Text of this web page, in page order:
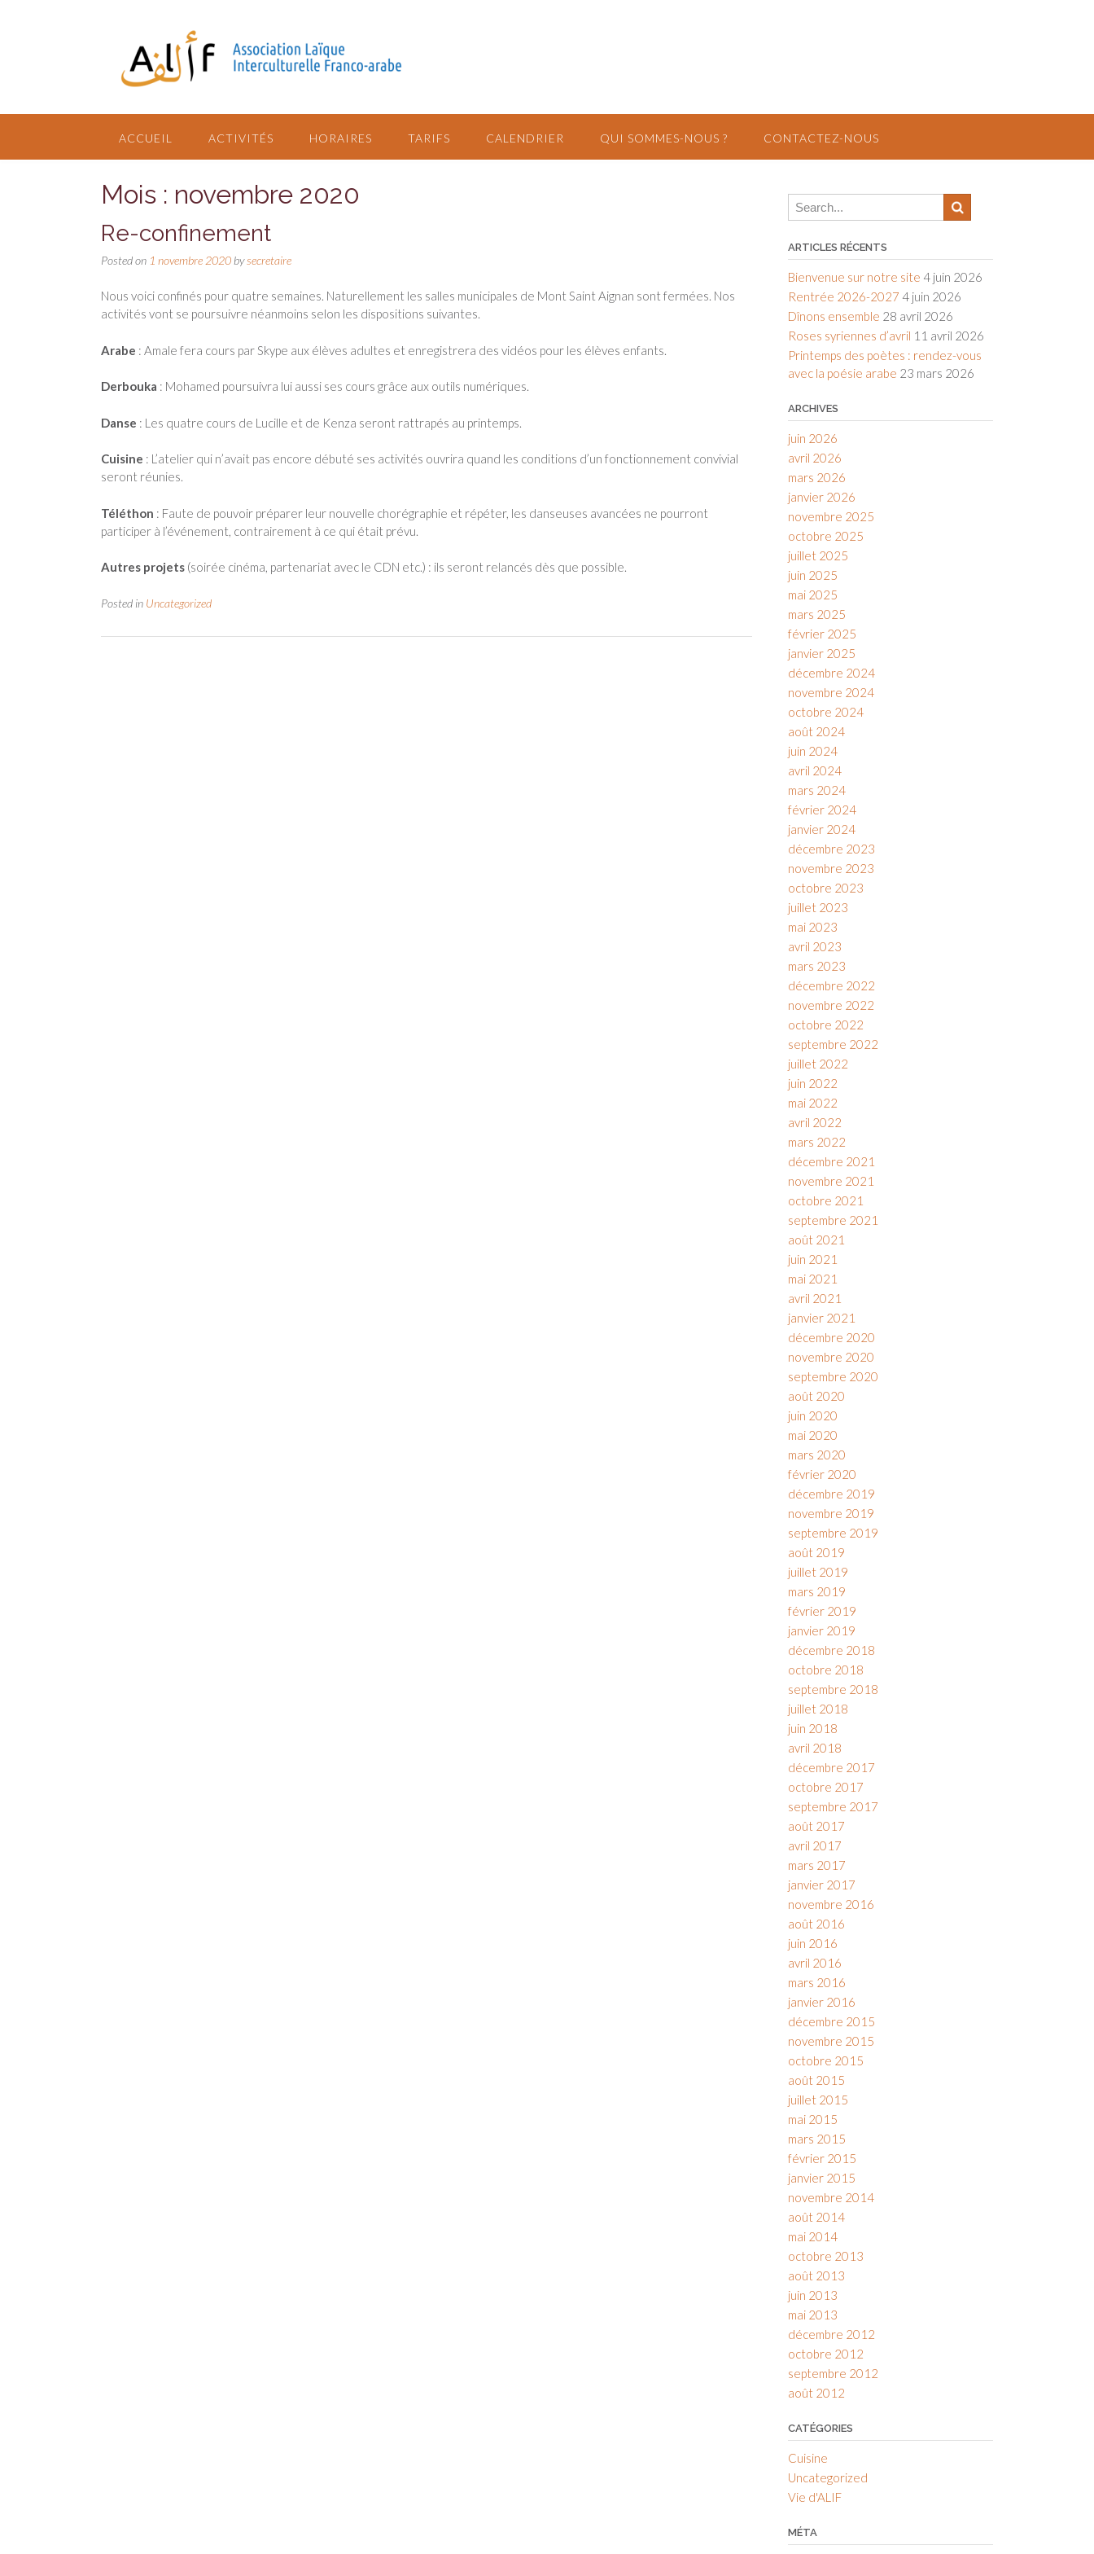
ACCUEIL ACTIVITÉS HORAIRES TARIFS CALENDRIER QUI SOMMES-NOUS ? CONTACTEZ-NOUS
Mois : novembre 2020
Re-confinement
Posted on 1 novembre 2020 bysecretaire
Nous voici confinés pour quatre semaines. Naturellement les salles municipales de Mont Saint Aignan sont fermées. Nos
activités vont se poursuivre néanmoins selon les dispositions suivantes.
Arabe : Amale fera cours par Skype aux élèves adultes et enregistrera des vidéos pour les élèves enfants.
Derbouka : Mohamed poursuivra lui aussi ses cours grâce aux outils numériques.
Danse : Les quatre cours de Lucille et de Kenza seront rattrapés au printemps.
Cuisine : L’atelier qui n’avait pas encore débuté ses activités ouvrira quand les conditions d’un fonctionnement convivial
seront réunies.
Téléthon : Faute de pouvoir préparer leur nouvelle chorégraphie et répéter, les danseuses avancées ne pourront
participer à l’événement, contrairement à ce qui était prévu.
Autres projets (soirée cinéma, partenariat avec le CDN etc.) : ils seront relancés dès que possible.
Posted in Uncategorized
ARTICLES RÉCENTS
Bienvenue sur notre site 4 juin 2026
Rentrée 2026-2027 4 juin 2026
Dînons ensemble 28 avril 2026
Roses syriennes d’avril 11 avril 2026
Printemps des poètes : rendez-vous
avec la poésie arabe 23 mars 2026
ARCHIVES
juin 2026
avril 2026
mars 2026
janvier 2026
novembre 2025
octobre 2025
juillet 2025
juin 2025
mai 2025
mars 2025
février 2025
janvier 2025
décembre 2024
novembre 2024
octobre 2024
août 2024
juin 2024
avril 2024
mars 2024
février 2024
janvier 2024
décembre 2023
novembre 2023
octobre 2023
juillet 2023
mai 2023
avril 2023
mars 2023
décembre 2022
novembre 2022
octobre 2022
septembre 2022
juillet 2022
juin 2022
mai 2022
avril 2022
mars 2022
décembre 2021
novembre 2021
octobre 2021
septembre 2021
août 2021
juin 2021
mai 2021
avril 2021
janvier 2021
décembre 2020
novembre 2020
septembre 2020
août 2020
juin 2020
mai 2020
mars 2020
février 2020
décembre 2019
novembre 2019
septembre 2019
août 2019
juillet 2019
mars 2019
février 2019
janvier 2019
décembre 2018
octobre 2018
septembre 2018
juillet 2018
juin 2018
avril 2018
décembre 2017
octobre 2017
septembre 2017
août 2017
avril 2017
mars 2017
janvier 2017
novembre 2016
août 2016
juin 2016
avril 2016
mars 2016
janvier 2016
décembre 2015
novembre 2015
octobre 2015
août 2015
juillet 2015
mai 2015
mars 2015
février 2015
janvier 2015
novembre 2014
août 2014
mai 2014
octobre 2013
août 2013
juin 2013
mai 2013
décembre 2012
octobre 2012
septembre 2012
août 2012
CATÉGORIES
Cuisine
Uncategorized
Vie d'ALIF
MÉTA